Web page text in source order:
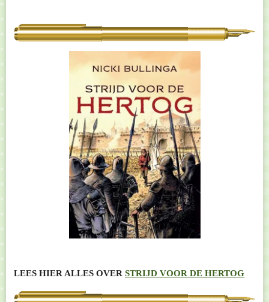
LEES HIER ALLES OVER STRIJD VOOR DE HERTOG